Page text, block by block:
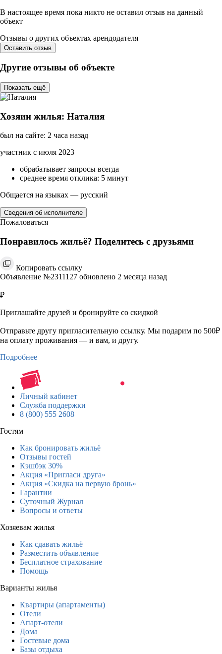
В настоящее время пока никто не оставил отзыв на данный
объект
Отзывы о других объектах арендодателя
Оставить отзыв
Другие отзывы об объекте
Показать ещё
Хозяин жилья: Наталия
был на сайте: 2 часа назад
участник с июля 2023
обрабатывает запросы всегда
среднее время отклика: 5 минут
Общается на языках — русский
Сведения об исполнителе
Пожаловаться
Понравилось жильё? Поделитесь с друзьями
Копировать ссылку
Объявление №2311127 обновлено 2 месяца назад
₽
Приглашайте друзей и бронируйте со скидкой
Отправьте другу пригласительную ссылку. Мы подарим по 500₽
на оплату проживания — и вам, и другу.
Подробнее
Личный кабинет
Служба поддержки
8 (800) 555 2608
Гостям
Как бронировать жильё
Отзывы гостей
Кэшбэк 30%
Акция «Пригласи друга»
Акция «Скидка на первую бронь»
Гарантии
Суточный Журнал
Вопросы и ответы
Хозяевам жилья
Как сдавать жильё
Разместить объявление
Бесплатное страхование
Помощь
Варианты жилья
Квартиры (апартаменты)
Отели
Апарт-отели
Дома
Гостевые дома
Базы отдыха